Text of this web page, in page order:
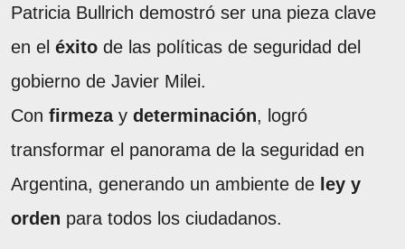
Patricia Bullrich demostró ser una pieza clave
en el éxito de las políticas de seguridad del
gobierno de Javier Milei.
Con firmezay determinación, logró
transformar el panorama de la seguridad en
Argentina, generando un ambiente de ley y
orden para todos los ciudadanos.